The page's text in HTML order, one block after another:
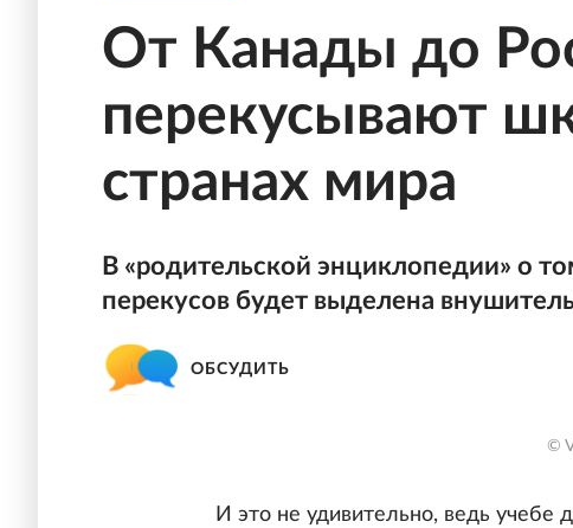
От Канады до
перекусывают
странах мира
В «родительской энциклопедии» о
перекусов будет выделена
ОБСУДИТЬ
©
И это не удивительно, ведь